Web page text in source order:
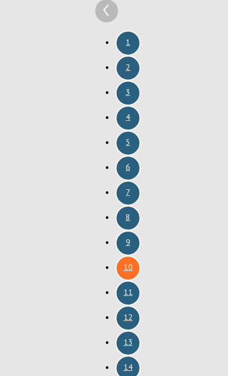
1
2
3
4
5
6
7
8
9
10
11
12
13
14